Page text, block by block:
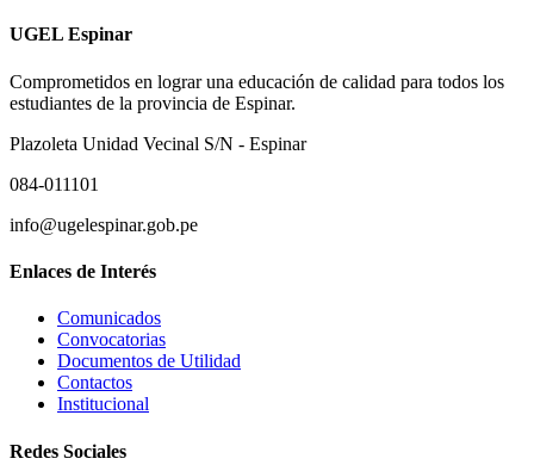
UGEL Espinar
Comprometidos en lograr una educación de calidad para todos los
estudiantes de la provincia de Espinar.
Plazoleta Unidad Vecinal S/N - Espinar
084-011101
info@ugelespinar.gob.pe
Enlaces de Interés
Comunicados
Convocatorias
Documentos de Utilidad
Contactos
Institucional
Redes Sociales